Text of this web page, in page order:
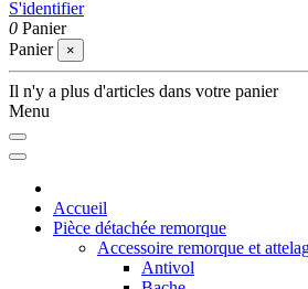
S'identifier
0 Panier
Panier
×
Il n'y a plus d'articles dans votre panier
Menu
Accueil
Pièce détachée remorque
Accessoire remorque et
Antivol